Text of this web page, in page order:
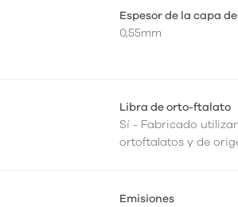
Espesor de la capa
0,55mm
Libra de orto-ftalato
Sí - Fabricado
ortoftalatos y de
Emisiones